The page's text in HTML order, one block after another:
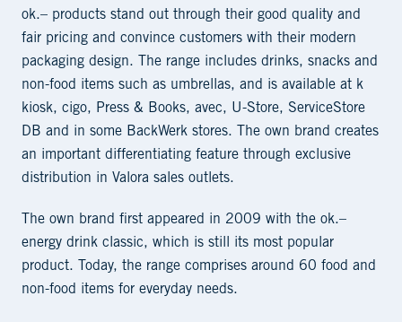
ok.– products stand out through their good quality and
fair pricing and convince customers with their modern
packaging design. The range includes drinks, snacks and
non-food items such as umbrellas, and is available at k
kiosk, cigo, Press & Books, avec, U-Store, ServiceStore
DB and in some BackWerk stores. The own brand creates
an important differentiating feature through exclusive
distribution in Valora sales outlets.
The own brand first appeared in 2009 with the ok.–
energy drink classic, which is still its most popular
product. Today, the range comprises around 60 food and
non-food items for everyday needs.